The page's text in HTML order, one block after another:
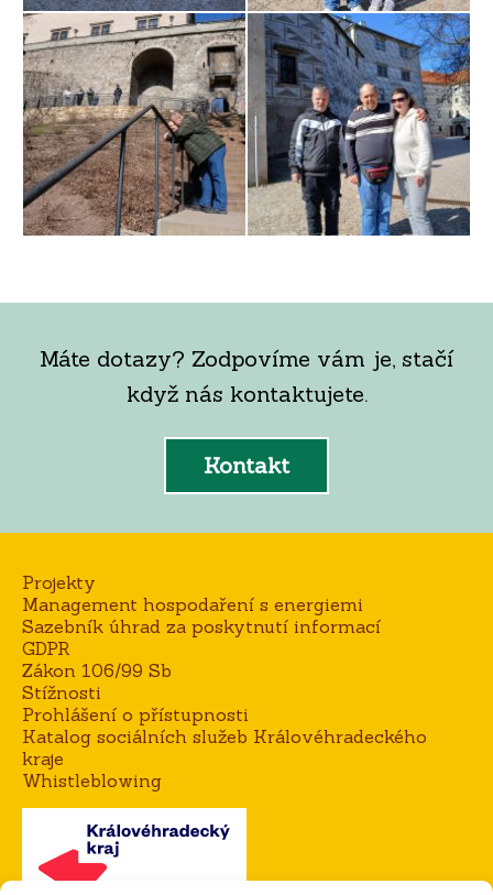
Máte dotazy? Zodpovíme vám je, stačí
když nás kontaktujete.
Kontakt
Projekty
Management hospodaření s energiemi
Sazebník úhrad za poskytnutí informací
GDPR
Zákon 106/99 Sb
Stížnosti
Prohlášení o přístupnosti
Katalog sociálních služeb Královéhradeckého
kraje
Whistleblowing